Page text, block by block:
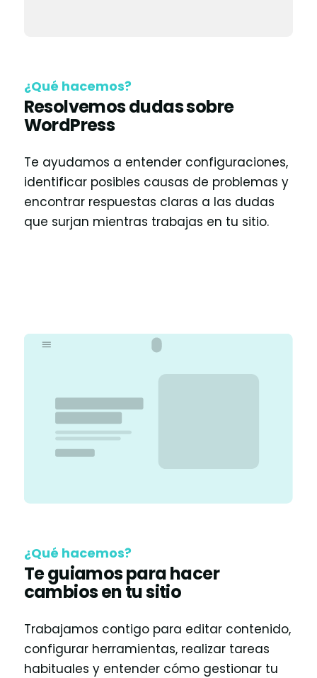
¿Qué hacemos?
Resolvemos dudas sobre
WordPress
Te ayudamos a entender configuraciones,
identificar posibles causas de problemas y
encontrar respuestas claras a las dudas
que surjan mientras trabajas en tu sitio.
¿Qué hacemos?
Te guiamos para hacer
cambios en tu sitio
Trabajamos contigo para editar contenido,
configurar herramientas, realizar tareas
habituales y entender cómo gestionar tu